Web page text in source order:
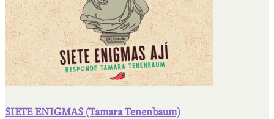
SIETE ENIGMAS (Tamara Tenenbaum)